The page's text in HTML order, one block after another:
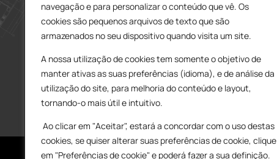
navegação e para personalizar o conteúdo que vê. Os
cookies são pequenos arquivos de texto que são
armazenados no seu dispositivo quando visita um site.
A nossa utilização de cookies tem somente o objetivo de
manter ativas as suas preferências (idioma), e de análise da
utilização do site, para melhoria do conteúdo e layout,
tornando-o mais útil e intuitivo.
Ao clicar em "Aceitar", estará a concordar com o uso destas
cookies, se quiser alterar suas preferências de cookie, clique
em "Preferências de cookie" e poderá fazer a sua definição.
919 865 192
919 865 292
Av. Amália Rodrigues, 190
2785-613 • São Domingos de Rana